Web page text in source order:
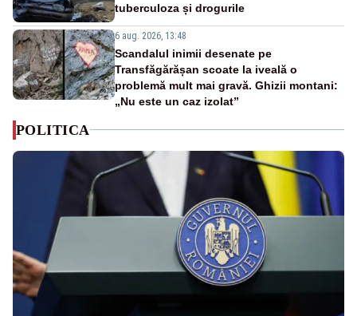
tuberculoza și drogurile
6 aug. 2026, 13:48
Scandalul inimii desenate pe
Transfăgărășan scoate la iveală o
problemă mult mai gravă. Ghizii montani:
„Nu este un caz izolat”
POLITICA